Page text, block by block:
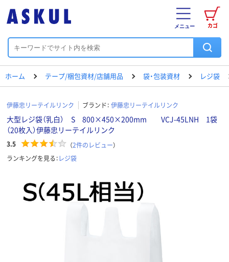
カゴ
メニュー
ホーム テープ/梱包資材/店舗用品 袋・包装資材 レジ袋
伊藤忠リーテイルリンク ブランド： 伊藤忠リーテイルリンク
大型レジ袋（乳白） S 800×450×200mm VCJ-45LNH 1袋
（20枚入）伊藤忠リーテイルリンク
3.5 （2件のレビュー）
ランキングを見る：レジ袋